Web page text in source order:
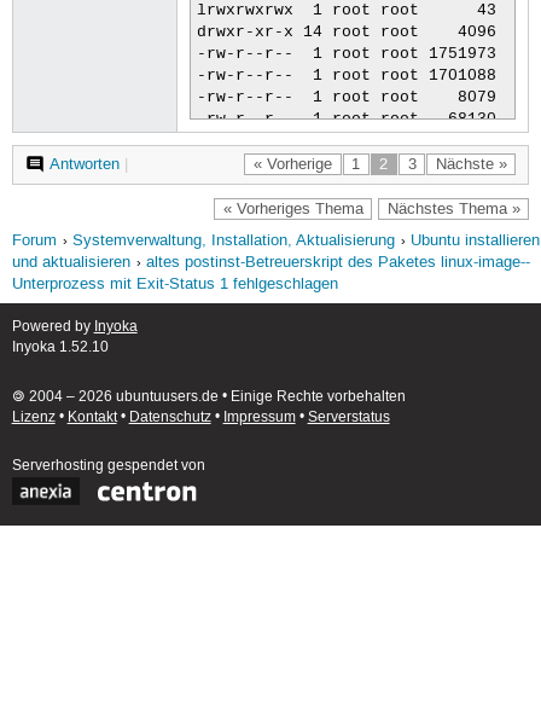
lrwxrwxrwx  1 root root      43  2.
drwxr-xr-x 14 root root    4096  3.
-rw-r--r--  1 root root 1751973  3.
-rw-r--r--  1 root root 1701088  3.
-rw-r--r--  1 root root    8079  2.
-rw-r--r--  1 root root   68130  3.
-rw-r--r--  1 root root   10012  3.
-rw-r--r--  1 root root  141777  2.
-rw-r--r--  1 root root  849448  3.
-rw-r--r--  1 root root 1128959  3.
-rw-r--r--  1 root root  265272  2.
-rw-r--r--  1 root root    2339  3.
-rw-r--r--  1 root root  791369  3.
« Vorherige 1 2 3 Nächste »
Antworten|
« Vorheriges Thema Nächstes Thema »
Forum Systemverwaltung, Installation, Aktualisierung
Ubuntu installieren
und aktualisieren
altes postinst-Betreuerskript des Paketes linux-image--
Unterprozess mit Exit-Status 1 fehlgeschlagen
Powered by Inyoka
Inyoka 1.52.10
🄯 2004 – 2026 ubuntuusers.de • Einige Rechte vorbehalten
Lizenz• Kontakt• Datenschutz• Impressum• Serverstatus
Serverhosting gespendet von